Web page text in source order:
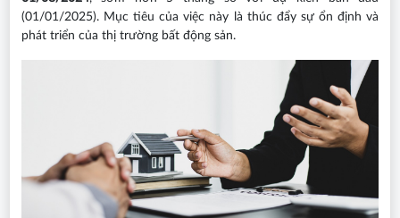
(01/01/2025). Mục tiêu của việc này là thúc đẩy sự ổn định và
phát triển của thị trường bất động sản.